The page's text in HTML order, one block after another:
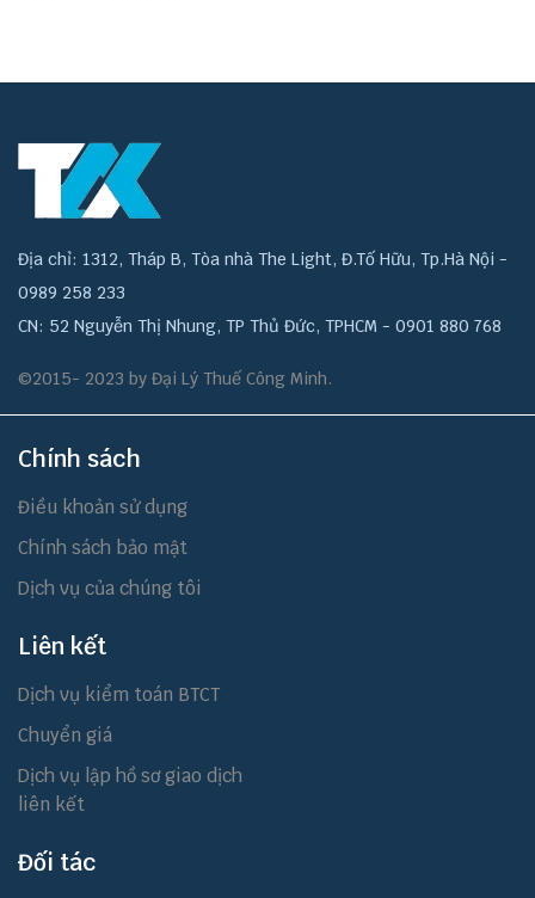
Địa chỉ: 1312, Tháp B, Tòa nhà The Light, Đ.Tố Hữu, Tp.Hà Nội -
0989 258 233
CN: 52 Nguyễn Thị Nhung, TP Thủ Đức, TPHCM - 0901 880 768
©2015- 2023 by Đại Lý Thuế Công Minh.
Chính sách
Điều khoản sử dụng
Chính sách bảo mật
Dịch vụ của chúng tôi
Liên kết
Dịch vụ kiểm toán BTCT
Chuyển giá
Dịch vụ lập hồ sơ giao dịch
liên kết
Đối tác